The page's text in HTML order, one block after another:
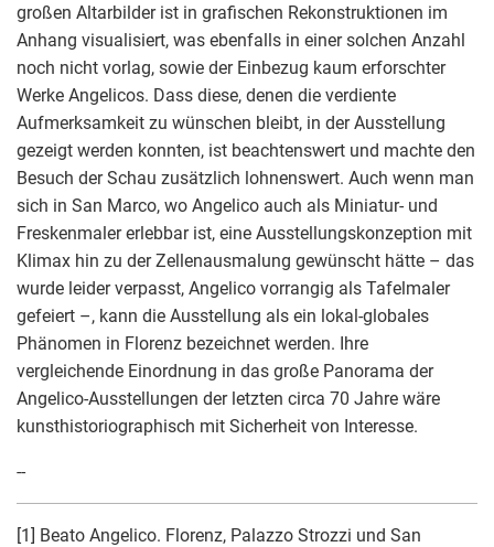
großen Altarbilder ist in grafischen Rekonstruktionen im
Anhang visualisiert, was ebenfalls in einer solchen Anzahl
noch nicht vorlag, sowie der Einbezug kaum erforschter
Werke Angelicos. Dass diese, denen die verdiente
Aufmerksamkeit zu wünschen bleibt, in der Ausstellung
gezeigt werden konnten, ist beachtenswert und machte den
Besuch der Schau zusätzlich lohnenswert. Auch wenn man
sich in San Marco, wo Angelico auch als Miniatur- und
Freskenmaler erlebbar ist, eine Ausstellungskonzeption mit
Klimax hin zu der Zellenausmalung gewünscht hätte – das
wurde leider verpasst, Angelico vorrangig als Tafelmaler
gefeiert –, kann die Ausstellung als ein lokal-globales
Phänomen in Florenz bezeichnet werden. Ihre
vergleichende Einordnung in das große Panorama der
Angelico-Ausstellungen der letzten circa 70 Jahre wäre
kunsthistoriographisch mit Sicherheit von Interesse.
--
[1] Beato Angelico. Florenz, Palazzo Strozzi und San